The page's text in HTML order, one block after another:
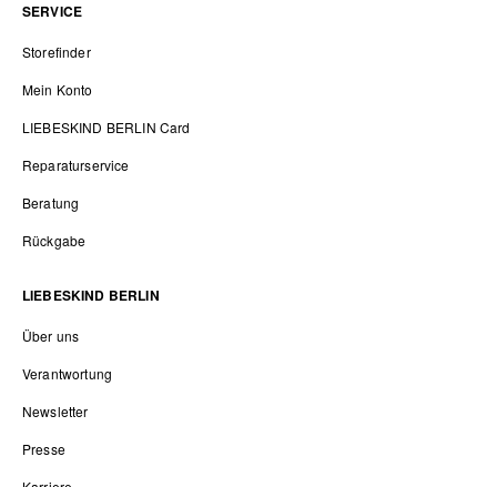
SERVICE
Storefinder
Mein Konto
LIEBESKIND BERLIN Card
Reparaturservice
Beratung
Rückgabe
LIEBESKIND BERLIN
Über uns
Verantwortung
Newsletter
Presse